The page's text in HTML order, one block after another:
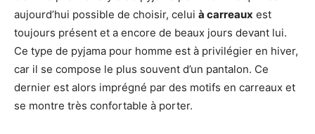
aujourd’hui possible de choisir, celui à carreaux est
toujours présent et a encore de beaux jours devant lui.
Ce type de pyjama pour homme est à privilégier en hiver,
car il se compose le plus souvent d’un pantalon. Ce
dernier est alors imprégné par des motifs en carreaux et
se montre très confortable à porter.